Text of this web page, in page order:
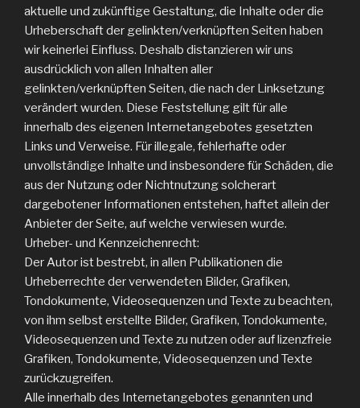
aktuelle und zukünftige Gestaltung, die Inhalte oder die
Urheberschaft der gelinkten/verknüpften Seiten haben
wir keinerlei Einfluss. Deshalb distanzieren wir uns
ausdrücklich von allen Inhalten aller
gelinkten/verknüpften Seiten, die nach der Linksetzung
verändert wurden. Diese Feststellung gilt für alle
innerhalb des eigenen Internetangebotes gesetzten
Links und Verweise. Für illegale, fehlerhafte oder
unvollständige Inhalte und insbesondere für Schäden, die
aus der Nutzung oder Nichtnutzung solcherart
dargebotener Informationen entstehen, haftet allein der
Anbieter der Seite, auf welche verwiesen wurde.
Urheber- und Kennzeichenrecht:
Der Autor ist bestrebt, in allen Publikationen die
Urheberrechte der verwendeten Bilder, Grafiken,
Tondokumente, Videosequenzen und Texte zu beachten,
von ihm selbst erstellte Bilder, Grafiken, Tondokumente,
Videosequenzen und Texte zu nutzen oder auf lizenzfreie
Grafiken, Tondokumente, Videosequenzen und Texte
zurückzugreifen.
Alle innerhalb des Internetangebotes genannten und